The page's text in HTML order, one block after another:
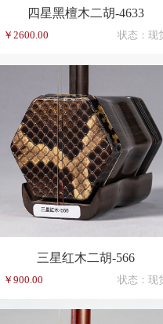
四星黑檀木二胡-4633
￥2600.00 状态：现
三星红木二胡-566
￥900.00 状态：现